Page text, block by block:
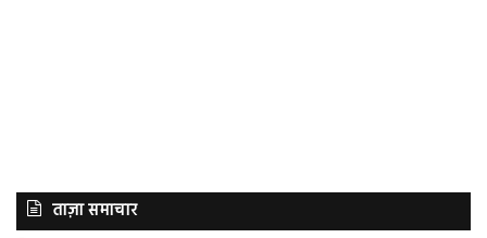
ताज़ा समाचार